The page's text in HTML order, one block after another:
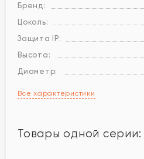
Бренд:
Цоколь:
Защита IP:
Высота:
Диаметр:
Все характеристики
Товары одной серии: